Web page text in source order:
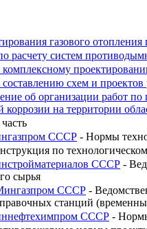
газового
расчету систем
комплексному
составлению схем и
об организации работ по
коррозии на территории
СССР - Нормы
по
СССР -
сырья
СССР -
станций
СССР -